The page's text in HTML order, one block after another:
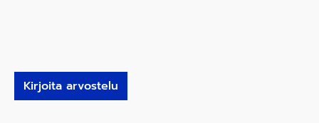
Kirjoita arvostelu